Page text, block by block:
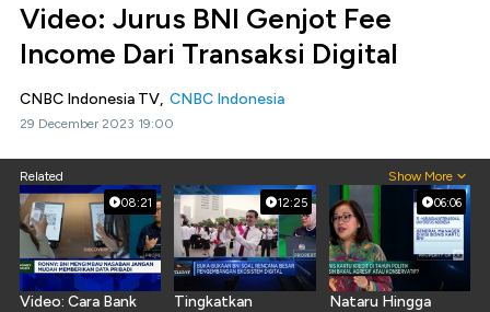
Video: Jurus BNI Genjot Fee
Income Dari Transaksi Digital
CNBC Indonesia TV, CNBC Indonesia
29 December 2023 19:00
Related Show More
08:21
Video: Cara Bank
12:25
Tingkatkan
06:06
Nataru Hingga